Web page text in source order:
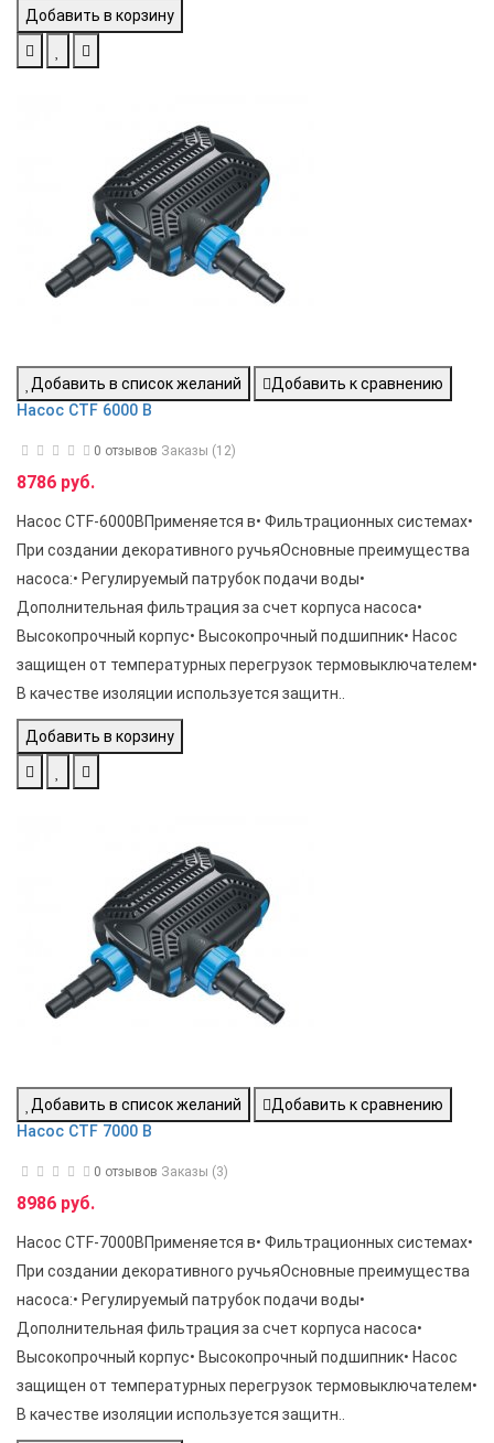
Добавить в корзину
Добавить в список желаний
Добавить к сравнению
Насос CTF 6000 B
0 отзывов Заказы (12)
8786 руб.
Насос CTF-6000BПрименяется в• Фильтрационных системах•
При создании декоративного ручьяОсновные преимущества
насоса:• Регулируемый патрубок подачи воды•
Дополнительная фильтрация за счет корпуса насоса•
Высокопрочный корпус• Высокопрочный подшипник• Насос
защищен от температурных перегрузок термовыключателем•
В качестве изоляции используется защитн..
Добавить в корзину
Добавить в список желаний
Добавить к сравнению
Насос CTF 7000 B
0 отзывов Заказы (3)
8986 руб.
Насос CTF-7000BПрименяется в• Фильтрационных системах•
При создании декоративного ручьяОсновные преимущества
насоса:• Регулируемый патрубок подачи воды•
Дополнительная фильтрация за счет корпуса насоса•
Высокопрочный корпус• Высокопрочный подшипник• Насос
защищен от температурных перегрузок термовыключателем•
В качестве изоляции используется защитн..